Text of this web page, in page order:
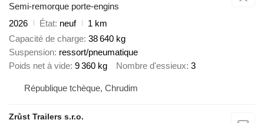
Semi-remorque porte-engins
2026
État neuf
1 km
Capacité de charge 38 640 kg
Suspension ressort/pneumatique
Poids net à vide 9 360 kg Nombre d'essieux 3
République tchèque, Chrudim
Zrůst Trailers s.r.o.